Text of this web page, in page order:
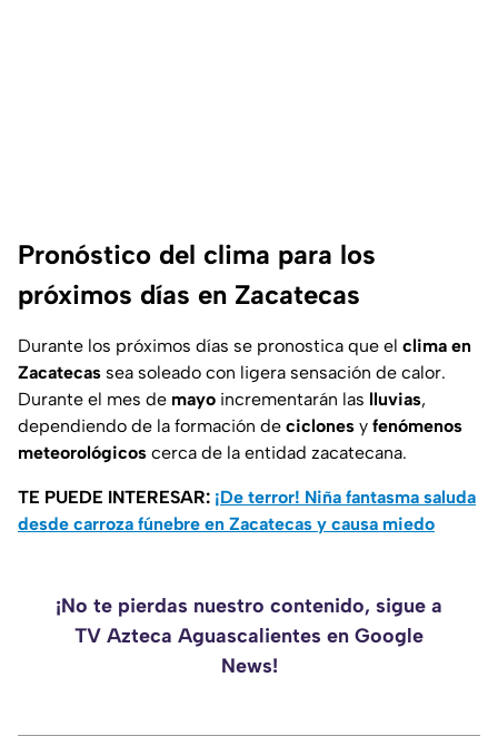
Pronóstico del clima para los
próximos días en Zacatecas
Durante los próximos días se pronostica que el clima en
Zacatecas sea soleado con ligera sensación de calor.
Durante el mes de mayo incrementarán las lluvias,
dependiendo de la formación de ciclones y fenómenos
meteorológicos cerca de la entidad zacatecana.
TE PUEDE INTERESAR: ¡De terror! Niña fantasma saluda
desde carroza fúnebre en Zacatecas y causa miedo
¡No te pierdas nuestro contenido, sigue a
TV Azteca Aguascalientes en Google
News!